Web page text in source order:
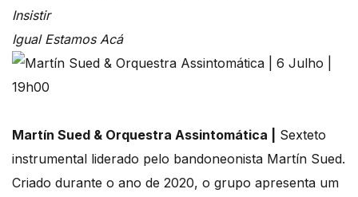
Insistir
Igual Estamos Acá
Martín Sued & Orquestra Assintomática |
Sexteto
instrumental liderado pelo bandoneonista Martín Sued.
Criado durante o ano de 2020, o grupo apresenta um